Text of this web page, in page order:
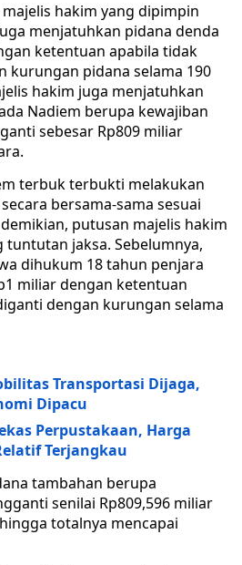
hakim yang dipimpin
menjatuhkan pidana denda
ketentuan apabila tidak
kurungan pidana selama 190
hakim juga menjatuhkan
Nadiem berupa kewajiban
sebesar Rp809 miliar
terbuk terbukti melakukan
bersama-sama sesuai
putusan majelis hakim
jaksa. Sebelumnya,
dihukum 18 tahun penjara
miliar dengan ketentuan
dengan kurungan selama
Transportasi Dijaga,
Dipacu
Perpustakaan, Harga
Terjangkau
tambahan berupa
senilai Rp809,596 miliar
totalnya mencapai